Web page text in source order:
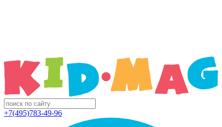
+7(495)783-49-96